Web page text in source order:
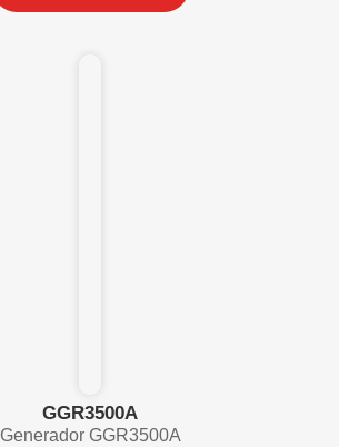
GGR3500A
Generador GGR3500A